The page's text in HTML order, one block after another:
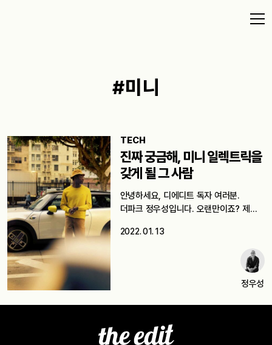
#미니
TECH
진짜 궁금해, 미니 일렉트릭을
갖게 될 그 사람
안녕하세요, 디에디트 독자 여러분.
더파크 정우성입니다. 오랜만이죠? 제가
2022. 01. 13
정우성